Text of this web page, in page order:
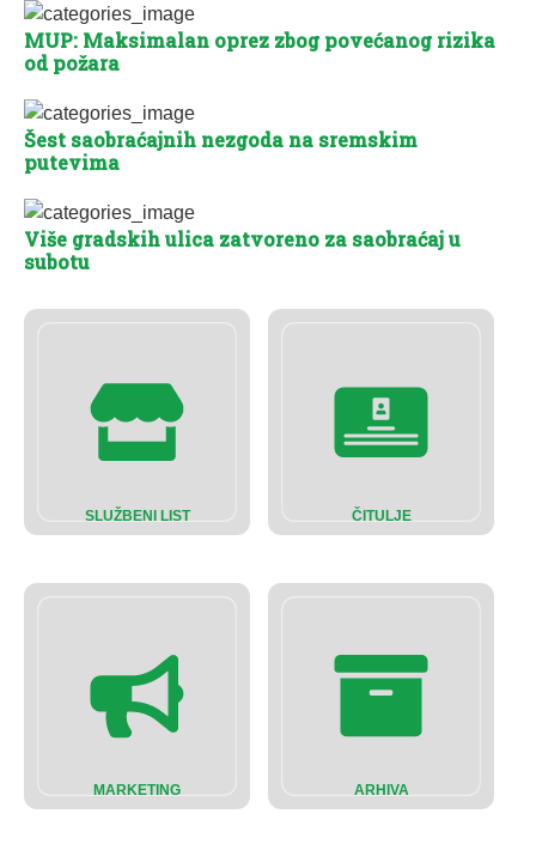
SLUŽBENI LIST ČITULJE
MARKETING ARHIVA
MUP: Maksimalan oprez zbog povećanog rizika
od požara
Šest saobraćajnih nezgoda na sremskim
putevima
Više gradskih ulica zatvoreno za saobraćaj u
subotu